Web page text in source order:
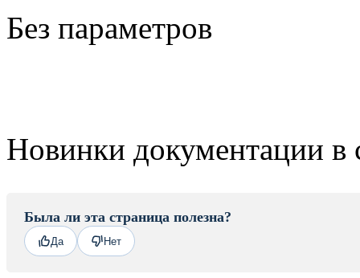
Без параметров
Новинки документации в
Была ли эта страница полезна?
Да Нет